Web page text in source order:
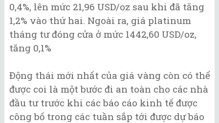
0,4%, lên mức 21,96 USD/oz sau khi đã tăng
1,2% vào thứ hai. Ngoài ra, giá platinum
tháng tư đóng cửa ở mức 1442,60 USD/oz,
tăng 0,1%
Động thái mới nhất của giá vàng còn có thể
được coi là một bước đi an toàn cho các nhà
đầu tư trước khi các báo cáo kinh tế được
công bố trong các tuần sắp tới được dự báo